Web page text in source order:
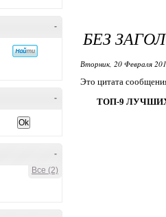
-
-
-
Все (2)
БЕЗ
Вторник, 20 Февраля
Это цитата
ТОП-9